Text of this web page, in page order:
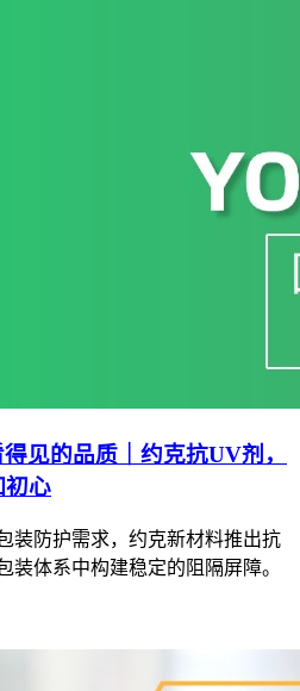
见的品质｜约克抗UV剂，
初心
装防护需求，约克新材料推出抗
装体系中构建稳定的阻隔屏障。